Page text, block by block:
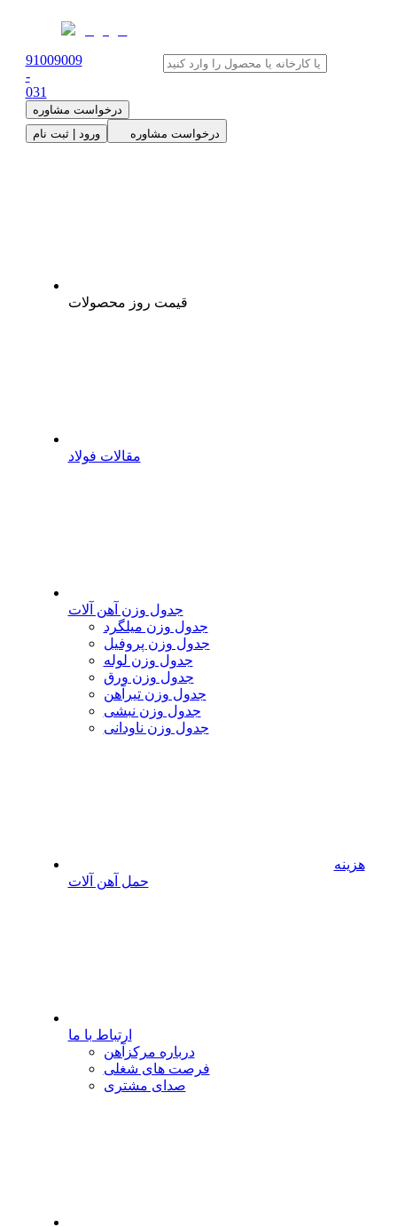
91009009
-
031
درخواست مشاوره
ورود | ثبت نام
درخواست مشاوره
قیمت روز محصولات
مقالات فولاد
جدول وزن آهن آلات
جدول وزن میلگرد
جدول وزن پروفیل
جدول وزن لوله
جدول وزن ورق
جدول وزن تیرآهن
جدول وزن نبشی
جدول وزن ناودانی
هزینه
حمل آهن آلات
ارتباط با ما
درباره مرکزآهن
فرصت های شغلی
صدای مشتری